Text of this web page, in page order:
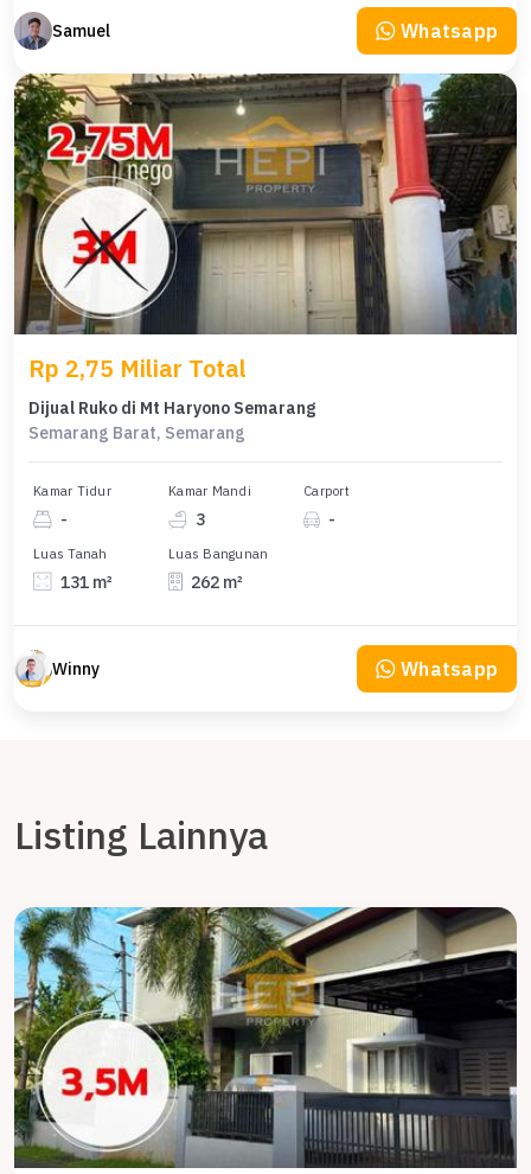
Samuel Whatsapp
Rp 2,75 Miliar Total
Dijual Ruko di Mt Haryono Semarang
Semarang Barat, Semarang
Kamar Tidur
-
Kamar Mandi
3
Carport
-
Luas Tanah
131 m²
Luas Bangunan
262 m²
Winny Whatsapp
Listing Lainnya